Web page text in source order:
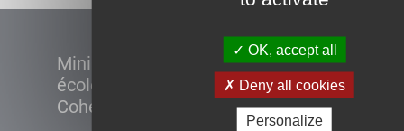
OK, accept all
Deny all cookies
Personalize
Ministère de la Transition
écologique et de la
Cohésion des territoires